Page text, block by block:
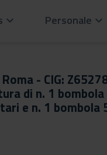
keyboard_arrow_down Personale keyboard_arrow_down
- CIG:
di n. 1
e n. 1